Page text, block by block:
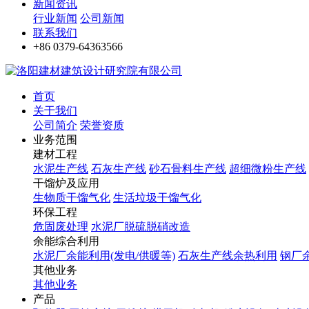
新闻资讯
行业新闻 公司新闻
联系我们
+86 0379-64363566
首页
关于我们
公司简介 荣誉资质
业务范围
建材工程
水泥生产线 石灰生产线 砂石骨料生产线 超细微粉生产线
干馏炉及应用
生物质干馏气化 生活垃圾干馏气化
环保工程
危固废处理 水泥厂脱硫脱硝改造
余能综合利用
水泥厂余能利用(发电/供暖等) 石灰生产线余热利用 钢厂
其他业务
其他业务
产品